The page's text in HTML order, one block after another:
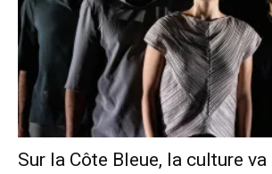
Sur la Côte Bleue, la culture